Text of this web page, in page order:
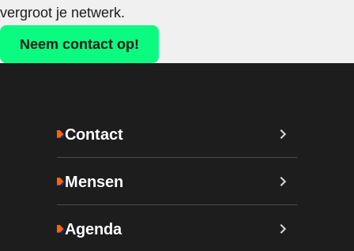
vergroot je netwerk.
Neem contact op!
Contact
Mensen
Agenda